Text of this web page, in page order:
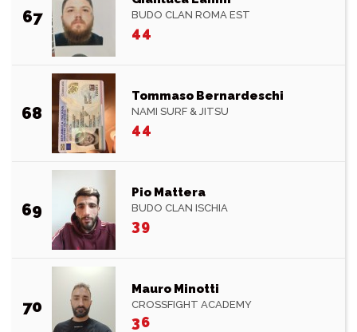
67 BUDO CLAN ROMA EST
44
68
Tommaso Bernardeschi
NAMI SURF & JITSU
44
69
Pio Mattera
BUDO CLAN ISCHIA
39
70
Mauro Minotti
CROSSFIGHT ACADEMY
36